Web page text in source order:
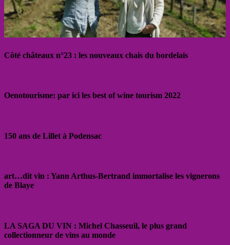
Côté châteaux n°23 : les nouveaux chais du bordelais
Oenotourisme: par ici les best of wine tourism 2022
150 ans de Lillet à Podensac
art…dit vin : Yann Arthus-Bertrand immortalise les vignerons
de Blaye
LA SAGA DU VIN : Michel Chasseuil, le plus grand
collectionneur de vins au monde